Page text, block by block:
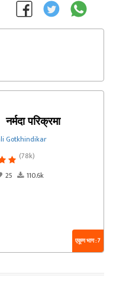
नर्मदा परिक्रमा
Gotkhindikar
(78k)
25 110.6k
एकूण भाग : 7